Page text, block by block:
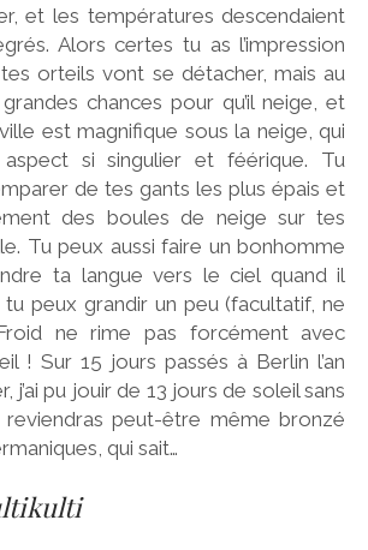
et les températures descendaient
Alors certes tu as l’impression
orteils vont se détacher, mais au
chances pour qu’il neige, et
est magnifique sous la neige, qui
si singulier et féérique. Tu
de tes gants les plus épais et
des boules de neige sur tes
Tu peux aussi faire un bonhomme
ta langue vers le ciel quand il
tu peux grandir un peu (facultatif, ne
ne rime pas forcément avec
! Sur 15 jours passés à Berlin l’an
j’ai pu jouir de 13 jours de soleil sans
reviendras peut-être même bronzé
qui sait…